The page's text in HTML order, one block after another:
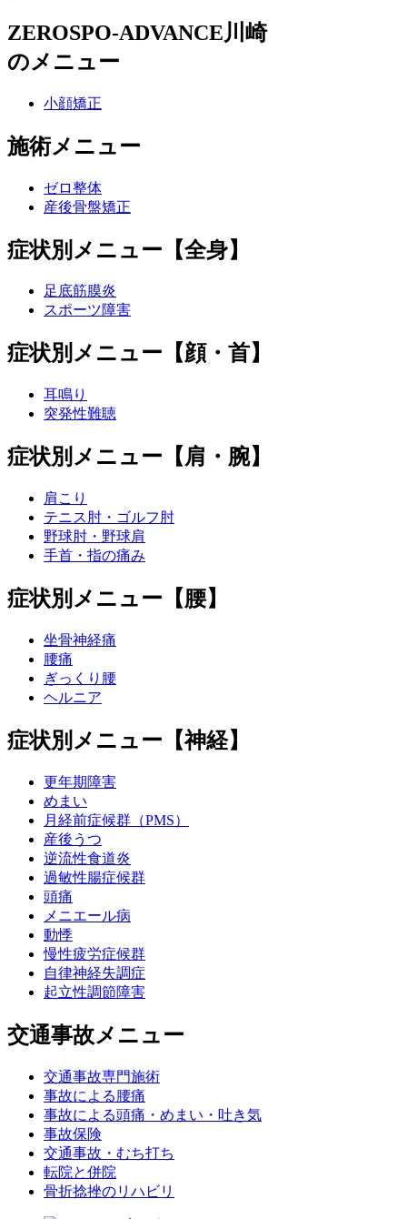
ZEROSPO-ADVANCE川崎
のメニュー
小顔矯正
施術メニュー
ゼロ整体
産後骨盤矯正
症状別メニュー【全身】
足底筋膜炎
スポーツ障害
症状別メニュー【顔・首】
耳鳴り
突発性難聴
症状別メニュー【肩・腕】
肩こり
テニス肘・ゴルフ肘
野球肘・野球肩
手首・指の痛み
症状別メニュー【腰】
坐骨神経痛
腰痛
ぎっくり腰
ヘルニア
症状別メニュー【神経】
更年期障害
めまい
月経前症候群（PMS）
産後うつ
逆流性食道炎
過敏性腸症候群
頭痛
メニエール病
動悸
慢性疲労症候群
自律神経失調症
起立性調節障害
交通事故メニュー
交通事故専門施術
事故による腰痛
事故による頭痛・めまい・吐き気
事故保険
交通事故・むち打ち
転院と併院
骨折捻挫のリハビリ